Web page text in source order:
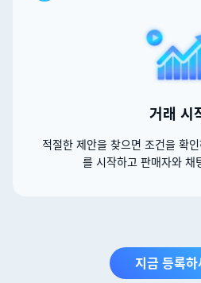
거래 시
적절한 제안을 찾으면 조건을 확
를 시작하고 판매자와 채
지금 등록하